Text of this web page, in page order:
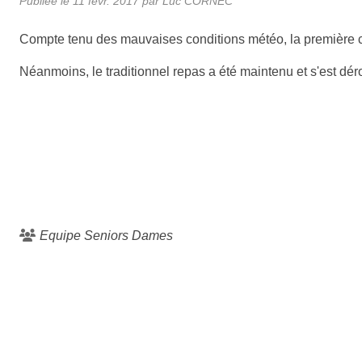
Compte tenu des mauvaises conditions météo, la
Néanmoins, le traditionnel repas a été maintenu et s'est
Equipe Seniors Dames